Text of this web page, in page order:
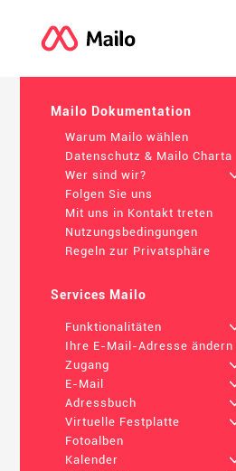
Mailo Dokumentation
Warum Mailo wählen
Datenschutz & Mailo Charta
Wer sind wir?
+
Folgen Sie uns
Mit uns in Kontakt treten
Nutzungsbedingungen
Regeln zur Privatsphäre
Services Mailo
Funktionalitäten
+
Ihre E-Mail-Adresse ändern
Zugang
+
E-Mail
+
Adressbuch
+
Virtuelle Festplatte
+
Fotoalben
Kalender
+